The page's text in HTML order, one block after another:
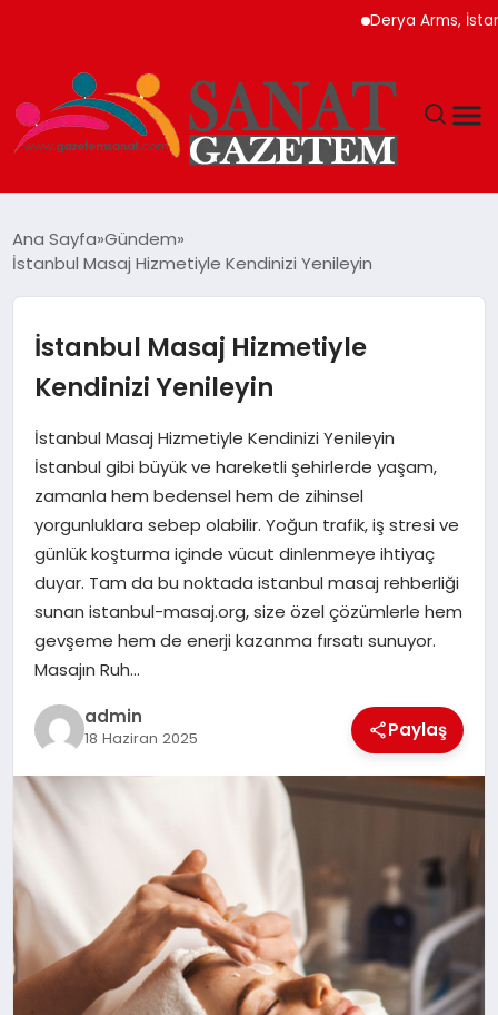
Derya Arms, İstanbul
SIYASET
SPOR
YAŞAM
EKONOMI
SAĞLIK
DÜNYA
EĞITIM
Ana Sayfa Gündem
İstanbul Masaj Hizmetiyle Kendinizi Yenileyin
İstanbul Masaj Hizmetiyle
Kendinizi Yenileyin
İstanbul Masaj Hizmetiyle Kendinizi Yenileyin
İstanbul gibi büyük ve hareketli şehirlerde yaşam,
zamanla hem bedensel hem de zihinsel
yorgunluklara sebep olabilir. Yoğun trafik, iş stresi ve
günlük koşturma içinde vücut dinlenmeye ihtiyaç
duyar. Tam da bu noktada istanbul masaj rehberliği
sunan istanbul-masaj.org, size özel çözümlerle hem
gevşeme hem de enerji kazanma fırsatı sunuyor.
Masajın Ruh…
admin
18 Haziran 2025 Paylaş